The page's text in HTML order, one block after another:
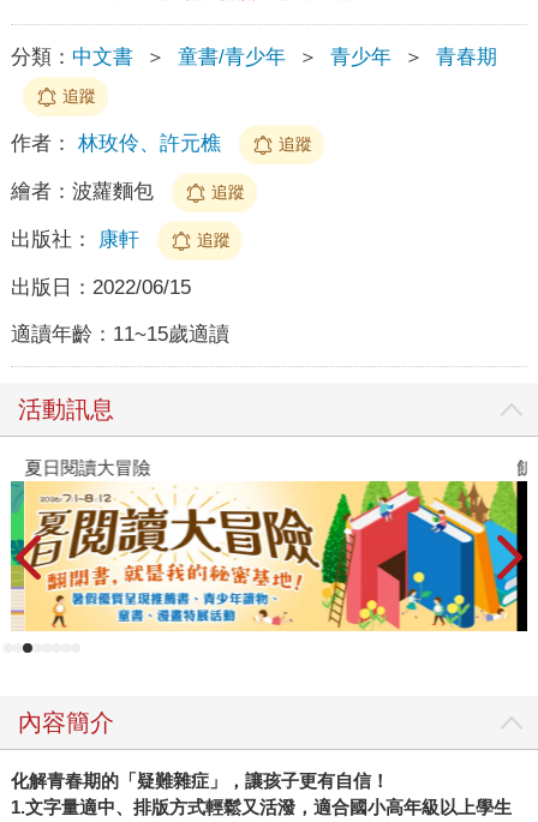
分類： 中文書 ＞ 童書/青少年 ＞ 青少年 ＞ 青春期
追蹤
作者： 林玫伶、許元樵 追蹤
繪者： 波蘿麵包 追蹤
出版社： 康軒 追蹤
出版日： 2022/06/15
適讀年齡： 11~15歲適讀
活動訊息
夏日閱讀大冒險 飢
內容簡介
化解青春期的「疑難雜症」，讓孩子更有自信！
1.文字量適中、排版方式輕鬆又活潑，適合國小高年級以上學生